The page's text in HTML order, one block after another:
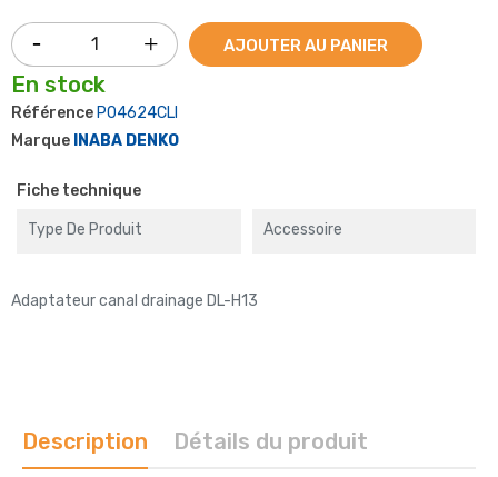
AJOUTER AU PANIER
En stock
Référence P04624CLI
Marque INABA DENKO
Fiche technique
Type De Produit Accessoire
Adaptateur canal drainage DL-H13
Description Détails du produit